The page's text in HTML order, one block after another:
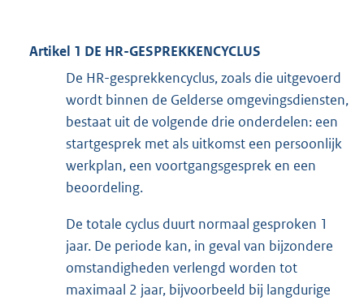
Artikel 1 DE HR-GESPREKKENCYCLUS
De HR-gesprekkencyclus, zoals die uitgevoerd
wordt binnen de Gelderse omgevingsdiensten,
bestaat uit de volgende drie onderdelen: een
startgesprek met als uitkomst een persoonlijk
werkplan, een voortgangsgesprek en een
beoordeling.
De totale cyclus duurt normaal gesproken 1
jaar. De periode kan, in geval van bijzondere
omstandigheden verlengd worden tot
maximaal 2 jaar, bijvoorbeeld bij langdurige